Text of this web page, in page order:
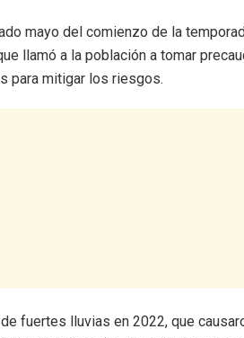
mayo del comienzo de la
llamó a la población a tomar
para mitigar los riesgos.
fuertes lluvias en 2022, que